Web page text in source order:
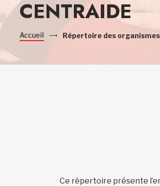
CENTRAIDE
Accueil Répertoire des
Ce répertoire présente